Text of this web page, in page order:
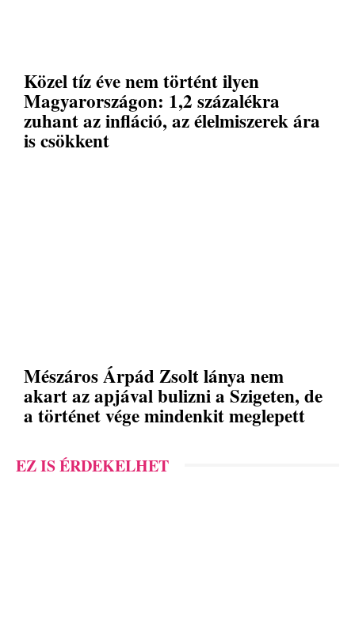
Közel tíz éve nem történt ilyen
Magyarországon: 1,2 százalékra
zuhant az infláció, az élelmiszerek ára
is csökkent
Mészáros Árpád Zsolt lánya nem
akart az apjával bulizni a Szigeten, de
a történet vége mindenkit meglepett
EZ IS ÉRDEKELHET